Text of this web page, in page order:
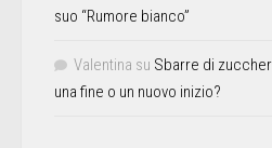
suo “Rumore bianco”
Valentina su Sbarre di
una fine o un nuovo inizio?